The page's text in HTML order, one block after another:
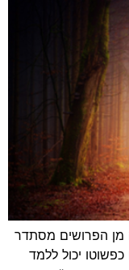
מן הפרושים מסתדר
יכול ללמד